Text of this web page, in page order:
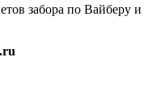
забора по Вайберу и